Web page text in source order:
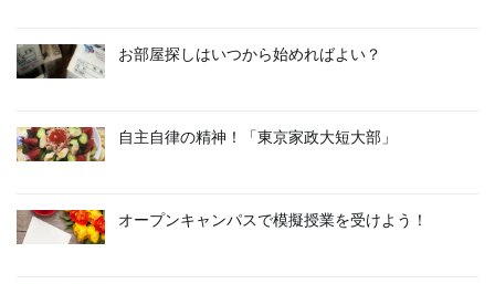
お部屋探しはいつから始めればよい？
自主自律の精神！「東京家政大短大部」
オープンキャンパスで模擬授業を受けよう！